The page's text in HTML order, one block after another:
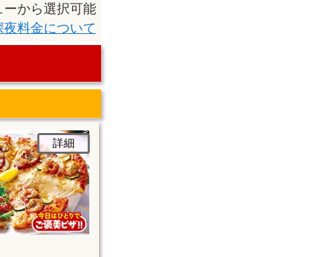
から選択可能
料金について
詳細